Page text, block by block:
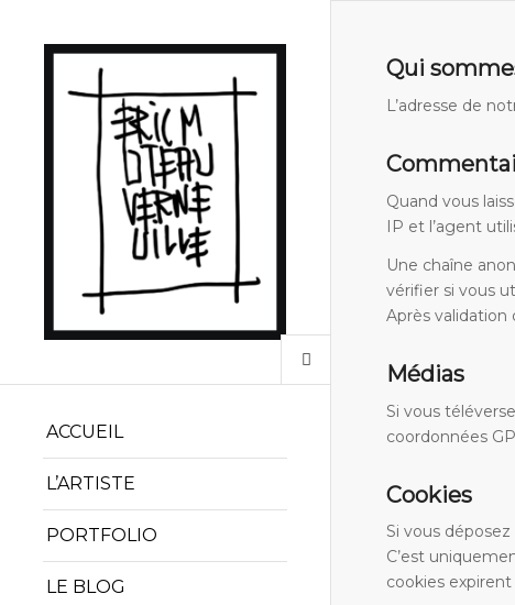
ACCUEIL
L’ARTISTE
PORTFOLIO
LE BLOG
Qui
L’adresse de
Quand vous
IP et l’agent
Une chaîne
vérifier si vous
Après
Médias
Si vous
coordonnées
Cookies
Si vous
C’est
cookies expirent